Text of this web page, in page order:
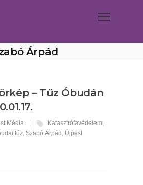
Árpád
– Tűz Óbudán
Média Katasztrófavédelem,
tűz, Szabó Árpád , Újpest